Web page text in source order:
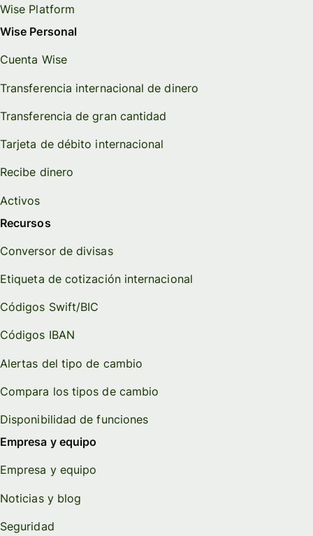
Wise Platform
Wise Personal
Cuenta Wise
Transferencia internacional de dinero
Transferencia de gran cantidad
Tarjeta de débito internacional
Recibe dinero
Activos
Recursos
Conversor de divisas
Etiqueta de cotización internacional
Códigos Swift/BIC
Códigos IBAN
Alertas del tipo de cambio
Compara los tipos de cambio
Disponibilidad de funciones
Empresa y equipo
Empresa y equipo
Noticias y blog
Seguridad